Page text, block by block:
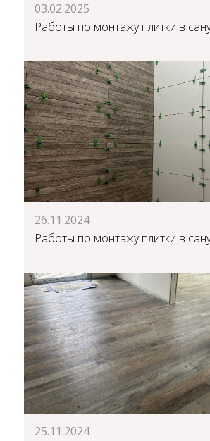
03.02.2025
Работы по монтажу плитки в
26.11.2024
Работы по монтажу плитки в
25.11.2024